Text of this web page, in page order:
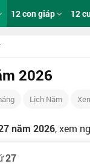
12 con giáp 12
2026
Lịch Năm
năm 2026, xem
27